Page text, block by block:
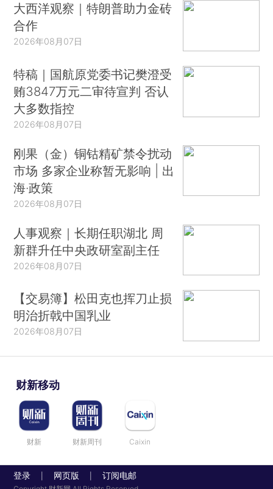
大西洋观察｜特朗普助力金砖
合作
2026年08月07日
特稿｜国航原党委书记樊澄受
贿3847万元二审待宣判 否认
大多数指控
2026年08月07日
刚果（金）铜钴精矿禁令扰动
市场 多家企业称暂无影响 | 出
海·政策
2026年08月07日
人事观察｜长期任职湖北 周
新群升任中央政研室副主任
2026年08月07日
【交易簿】松田克也挥刀止损
明治折戟中国乳业
2026年08月07日
财新移动
财新 财新周刊 Caixin
登录 网页版 订阅电邮